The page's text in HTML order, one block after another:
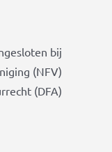
bij
(NFV)
(DFA)